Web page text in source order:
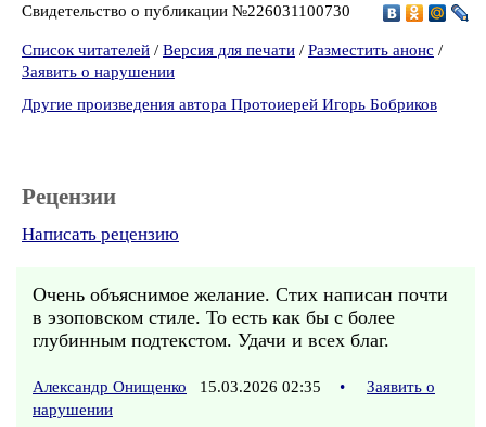
Свидетельство о публикации №226031100730
Список читателей / Версия для печати / Разместить анонс /
Заявить о нарушении
Другие произведения автора Протоиерей Игорь Бобриков
Рецензии
Написать рецензию
Очень объяснимое желание. Стих написан почти
в эзоповском стиле. То есть как бы с более
глубинным подтекстом. Удачи и всех благ.
Александр Онищенко 15.03.2026 02:35 •
Заявить о
нарушении